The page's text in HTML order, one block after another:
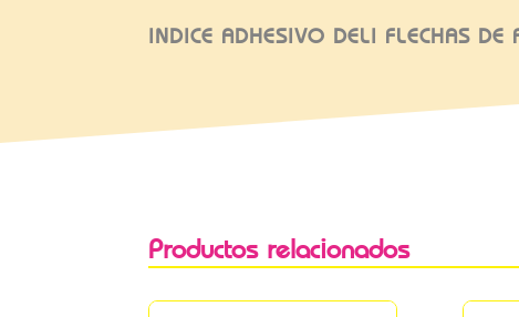
INDICE ADHESIVO DELI FLECHAS
Productos relacionados